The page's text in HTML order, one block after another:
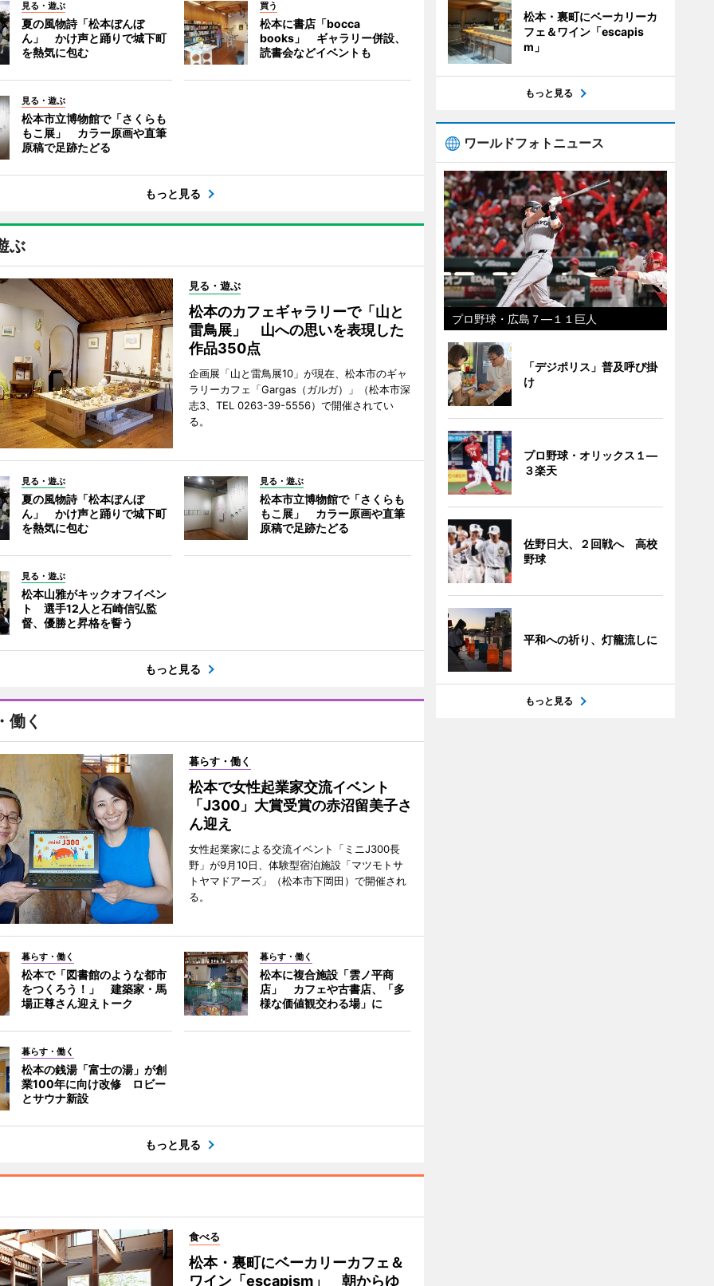
見る・遊ぶ
夏の風物詩「松本ぼんぼ
ん」 かけ声と踊りで城下町
を熱気に包む
買う
松本に書店「bocca
books」 ギャラリー併設、
読書会などイベントも
見る・遊ぶ
松本市立博物館で「さくらも
もこ展」 カラー原画や直筆
原稿で足跡たどる
もっと見る
ぶ
見る・遊ぶ
松本のカフェギャラリーで「山と
雷鳥展」 山への思いを表現した
作品350点
企画展「山と雷鳥展10」が現在、松本市のギャ
ラリーカフェ「Gargas（ガルガ）」（松本市深
志3、TEL 0263-39-5556）で開催されてい
る。
見る・遊ぶ
夏の風物詩「松本ぼんぼ
ん」 かけ声と踊りで城下町
を熱気に包む
見る・遊ぶ
松本市立博物館で「さくらも
もこ展」 カラー原画や直筆
原稿で足跡たどる
見る・遊ぶ
松本山雅がキックオフイベン
ト 選手12人と石崎信弘監
督、優勝と昇格を誓う
もっと見る
働く
暮らす・働く
松本で女性起業家交流イベント
「J300」大賞受賞の赤沼留美子さ
ん迎え
女性起業家による交流イベント「ミニJ300長
野」が9月10日、体験型宿泊施設「マツモトサ
トヤマドアーズ」（松本市下岡田）で開催され
る。
暮らす・働く
松本で「図書館のような都市
をつくろう！」 建築家・馬
場正尊さん迎えトーク
暮らす・働く
松本に複合施設「雲ノ平商
店」 カフェや古書店、「多
様な価値観交わる場」に
暮らす・働く
松本の銭湯「富士の湯」が創
業100年に向け改修 ロビー
とサウナ新設
もっと見る
食べる
松本・裏町にベーカリーカフェ＆
ワイン「escapism」 朝からゆ
松本・裏町にベーカリーカ
フェ＆ワイン「escapis
m」
もっと見る
ワールドフォトニュース
プロ野球・広島７―１１巨人
「デジポリス」普及呼び掛
け
プロ野球・オリックス１―
３楽天
佐野日大、２回戦へ 高校
野球
平和への祈り、灯籠流しに
もっと見る